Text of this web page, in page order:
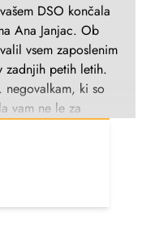
DSO končala
Ana Janjac. Ob
vsem zaposlenim
zadnjih petih letih.
negovalkam, ki so
vam ne le za
ki ste ji jo
spodbudo in
bila moja mama
in